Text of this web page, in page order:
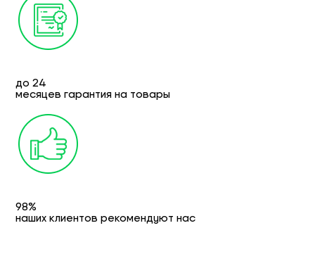
до 24
месяцев гарантия на товары
98%
наших клиентов рекомендуют нас